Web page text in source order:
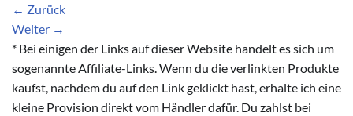
← Zurück
Weiter →
* Bei einigen der Links auf dieser Website handelt es sich um
sogenannte Affiliate-Links. Wenn du die verlinkten Produkte
kaufst, nachdem du auf den Link geklickt hast, erhalte ich eine
kleine Provision direkt vom Händler dafür. Du zahlst bei